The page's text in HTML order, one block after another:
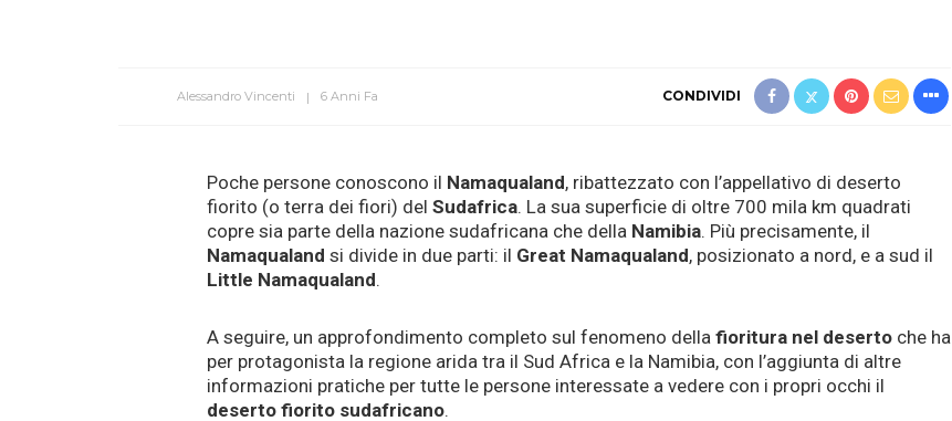
Alessandro Vincenti 6 Anni Fa CONDIVIDI
Poche persone conoscono il Namaqualand, ribattezzato con l’appellativo di deserto
fiorito (o terra dei fiori) del Sudafrica. La sua superficie di oltre 700 mila km quadrati
copre sia parte della nazione sudafricana che della Namibia. Più precisamente, il
Namaqualand si divide in due parti: il Great Namaqualand, posizionato a nord, e a sud il
Little Namaqualand.
A seguire, un approfondimento completo sul fenomeno della fioritura nel deserto che ha
per protagonista la regione arida tra il Sud Africa e la Namibia, con l’aggiunta di altre
informazioni pratiche per tutte le persone interessate a vedere con i propri occhi il
deserto fiorito sudafricano.